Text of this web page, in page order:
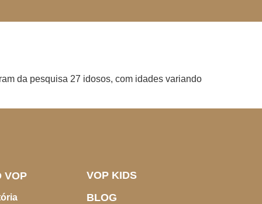
da pesquisa 27 idosos, com idades variando
VOP
VOP KIDS
BLOG